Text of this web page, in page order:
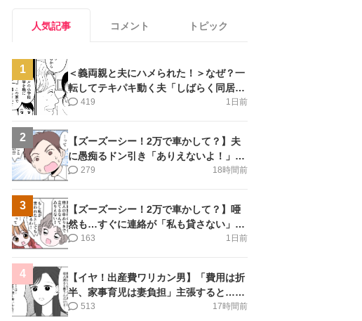
人気記事 コメント トピック
1
＜義両親と夫にハメられた！＞なぜ？一
転してテキパキ動く夫「しばらく同居」
提案され【第4話まんが】
1日前
419
2
【ズーズーシー！2万で車かして？】夫
に愚痴るドン引き「ありえないよ！」＜
第16話＞#4コマ母道場
18時間前
279
3
【ズーズーシー！2万で車かして？】唖
然も…すぐに連絡が「私も貸さない」＜
第15話＞#4コマ母道場
1日前
163
4
【イヤ！出産費ワリカン男】「費用は折
半、家事育児は妻負担」主張すると…＜
第11話＞#4コマ母道場
17時間前
513